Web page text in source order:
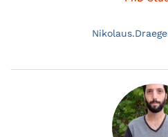
Nikolaus.